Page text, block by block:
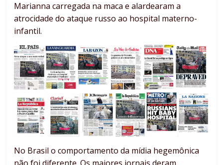
Marianna carregada na maca e alardearam a
atrocidade do ataque russo ao hospital materno-
infantil.
No Brasil o comportamento da mídia hegemônica